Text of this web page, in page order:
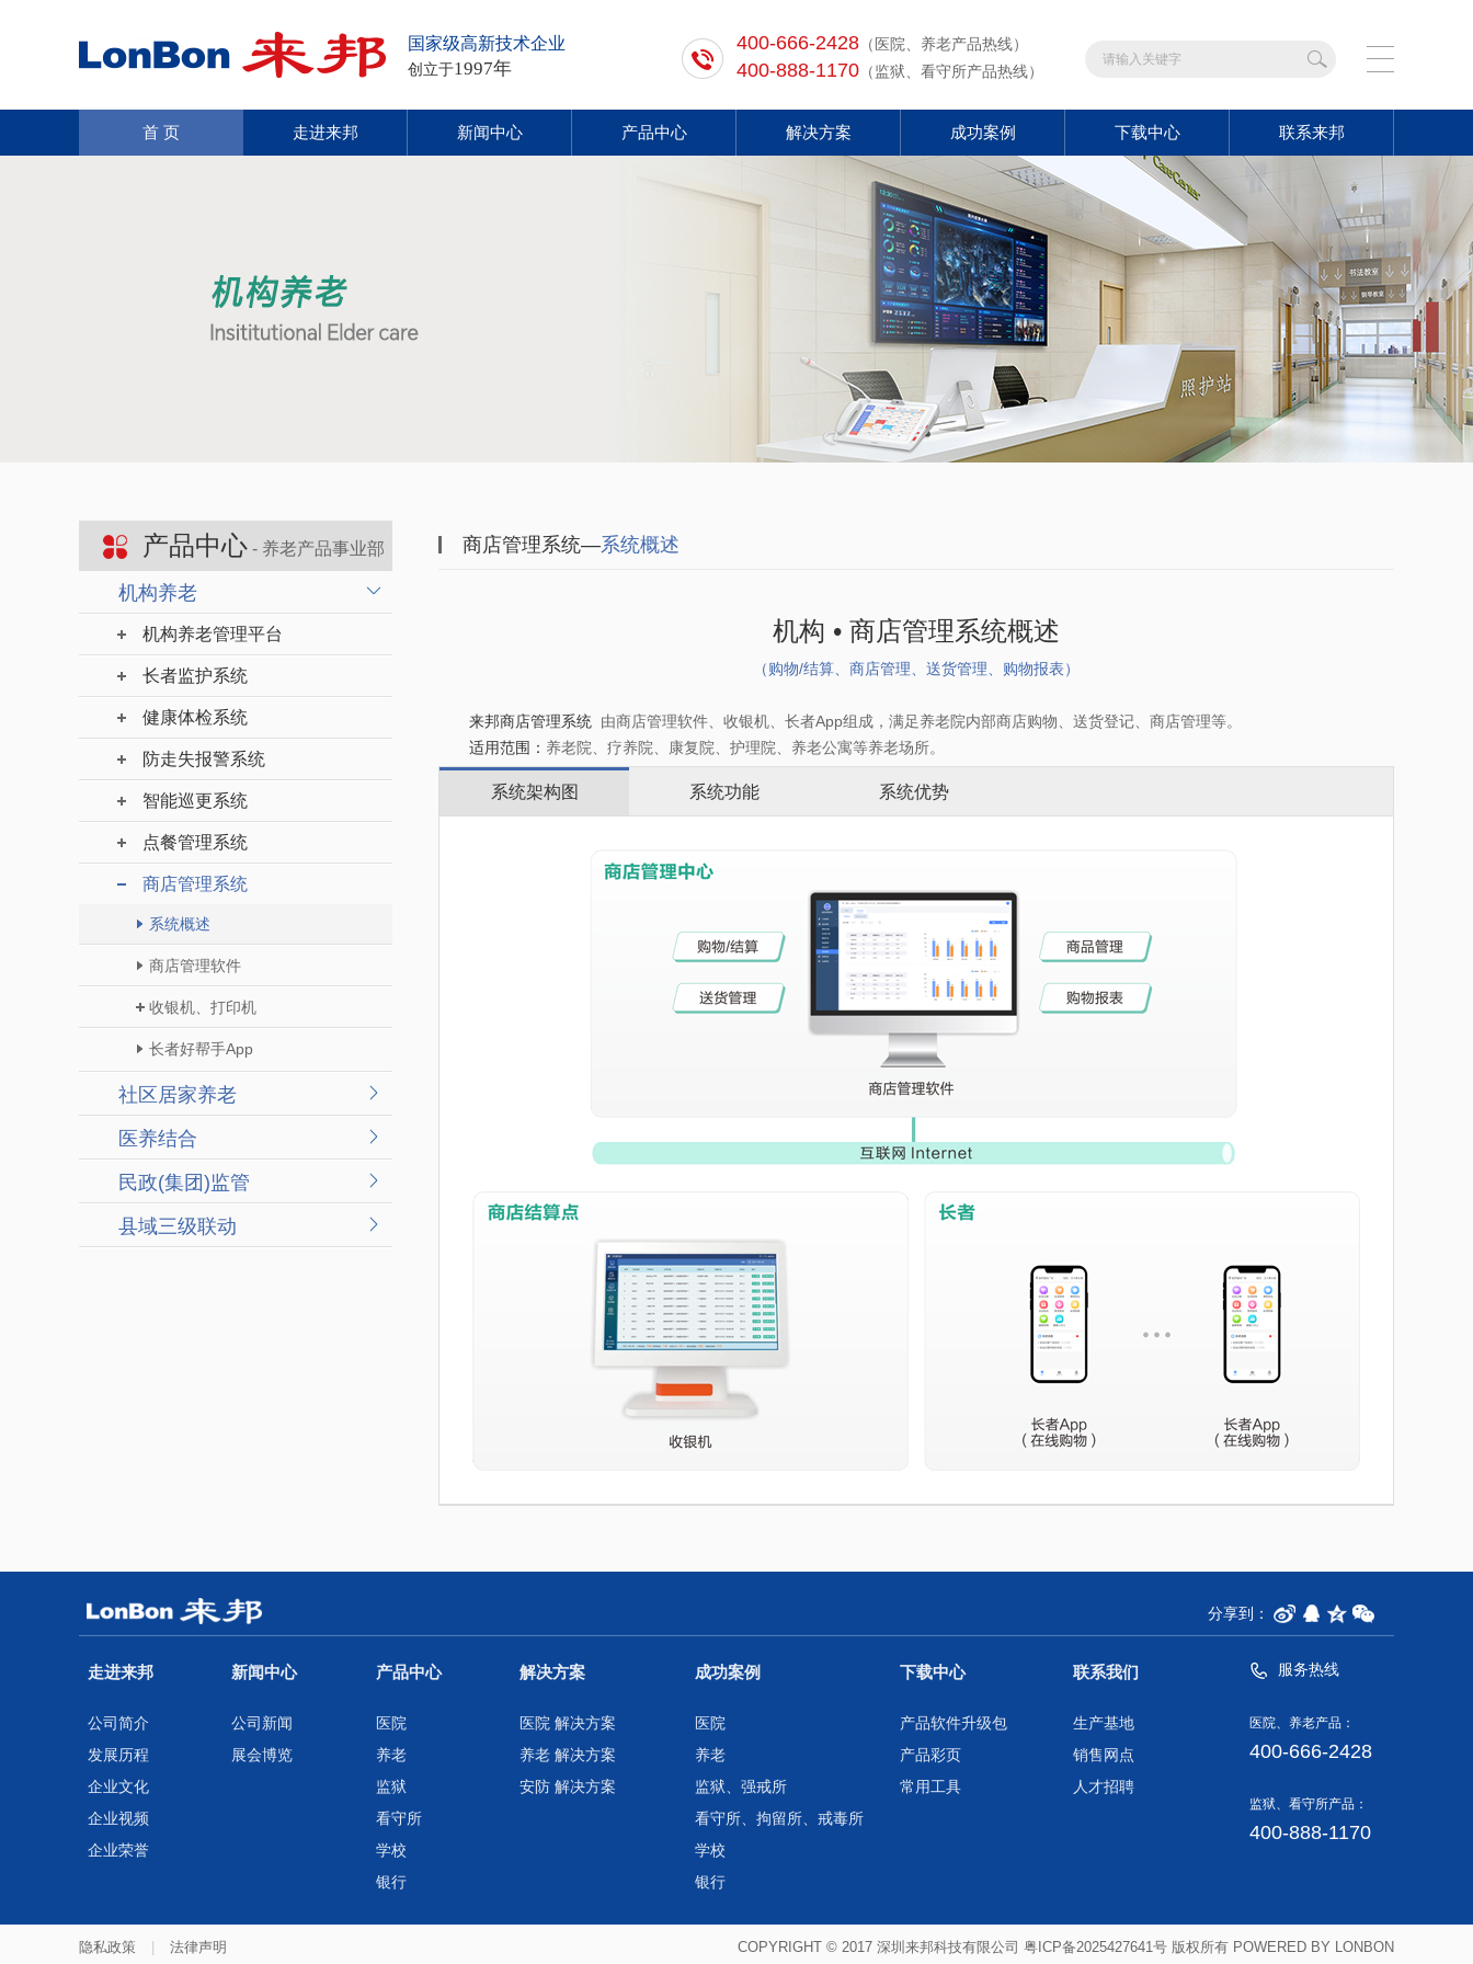
国家级高新技术企业
创立于1997年
400-666-2428 （医院、养老产品热线）
400-888-1170 （监狱、看守所产品热线）
首 页 走进来邦 新闻中心 产品中心 解决方案 成功案例 下载中心 联系来邦
产品中心 - 养老产品事业部
机构养老
机构养老管理平台
长者监护系统
健康体检系统
防走失报警系统
智能巡更系统
点餐管理系统
商店管理系统
系统概述
商店管理软件
收银机、打印机
长者好帮手App
社区居家养老
医养结合
民政(集团)监管
县域三级联动
商店管理系统—系统概述
机构 • 商店管理系统概述
（购物/结算、商店管理、送货管理、购物报表）
来邦商店管理系统 由商店管理软件、收银机、长者App组成，满足养老院内部商店购物、送货登记、商店管理等。
适用范围： 养老院、疗养院、康复院、护理院、养老公寓等养老场所。
系统架构图 系统功能 系统优势
分享到：
走进来邦
公司简介
发展历程
企业文化
企业视频
企业荣誉
新闻中心
公司新闻
展会博览
产品中心
医院
养老
监狱
看守所
学校
银行
解决方案
医院 解决方案
养老 解决方案
安防 解决方案
成功案例
医院
养老
监狱、强戒所
看守所、拘留所、戒毒所
学校
银行
下载中心
产品软件升级包
产品彩页
常用工具
联系我们
生产基地
销售网点
人才招聘
服务热线
医院、养老产品：
400-666-2428
监狱、看守所产品：
400-888-1170
隐私政策 法律声明 COPYRIGHT © 2017 深圳来邦科技有限公司 粤ICP备2025427641号 版权所有 POWERED BY LONBON